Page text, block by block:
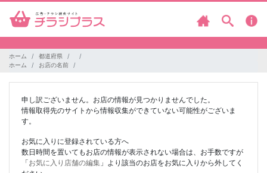
ホーム
都道府県
ホーム
お店の名前
申し訳ございません。お店の情報が見つかりませんでした。
情報取得先のサイトから情報収集ができていない可能性がございま
す。
お気に入りに登録されている方へ
数日時間を置いてもお店の情報が表示されない場合は、お手数ですが
「お気に入り店舗の編集 」より該当のお店をお気に入りから外してく